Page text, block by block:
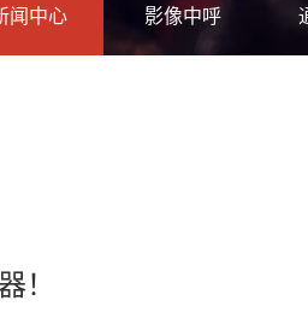
闻中心 影像中呼
！